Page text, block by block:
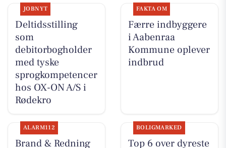
JOBNYT
Deltidsstilling
som
debitorbogholder
med tyske
sprogkompetencer
hos OX-ON A/S i
Rødekro
FAKTA OM
Færre indbyggere
i Aabenraa
Kommune oplever
indbrud
ALARM112
Brand & Redning
BOLIGMARKED
Top 6 over dyreste